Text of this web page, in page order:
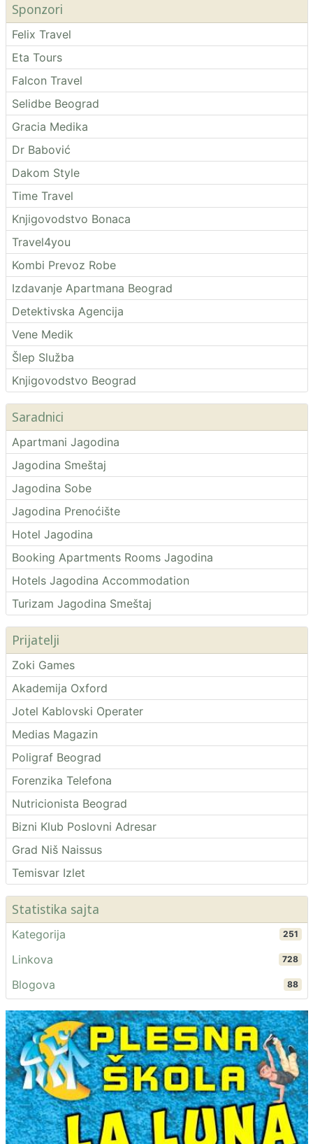
Sponzori
Felix Travel
Eta Tours
Falcon Travel
Selidbe Beograd
Gracia Medika
Dr Babović
Dakom Style
Time Travel
Knjigovodstvo Bonaca
Travel4you
Kombi Prevoz Robe
Izdavanje Apartmana Beograd
Detektivska Agencija
Vene Medik
Šlep Služba
Knjigovodstvo Beograd
Saradnici
Apartmani Jagodina
Jagodina Smeštaj
Jagodina Sobe
Jagodina Prenoćište
Hotel Jagodina
Booking Apartments Rooms Jagodina
Hotels Jagodina Accommodation
Turizam Jagodina Smeštaj
Prijatelji
Zoki Games
Akademija Oxford
Jotel Kablovski Operater
Medias Magazin
Poligraf Beograd
Forenzika Telefona
Nutricionista Beograd
Bizni Klub Poslovni Adresar
Grad Niš Naissus
Temisvar Izlet
Statistika sajta
Kategorija 251
Linkova 728
Blogova 88